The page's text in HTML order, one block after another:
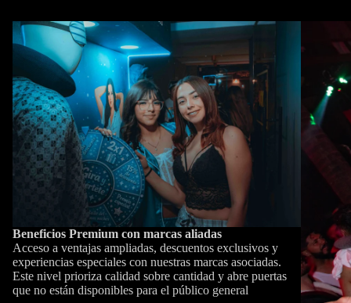
Beneficios Premium con marcas aliadas
Acceso a ventajas ampliadas, descuentos exclusivos y
experiencias especiales con nuestras marcas asociadas.
Este nivel prioriza calidad sobre cantidad y abre puertas
que no están disponibles para el público general